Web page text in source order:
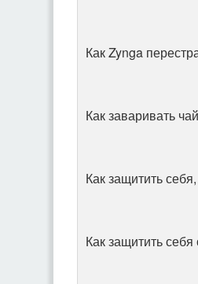
Как Zynga
Как заваривать
Как защитить
Как защитить себя